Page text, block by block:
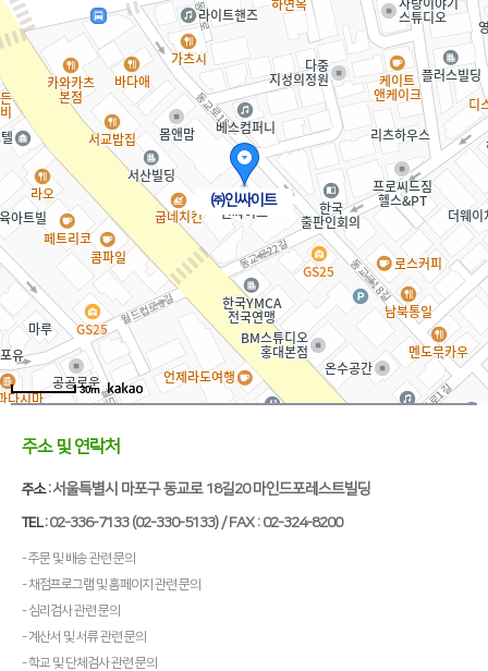
㈜인싸이트
30m
주소 및 연락처
주소 :서울특별시 마포구 동교로 18길20 마인드포레스트빌딩
TEL :02-336-7133 (02-330-5133) / FAX : 02-324-8200
- 주문 및 배송 관련 문의
- 채점프로그램 및 홈페이지 관련 문의
- 심리검사 관련 문의
- 계산서 및 서류 관련 문의
- 학교 및 단체검사 관련 문의